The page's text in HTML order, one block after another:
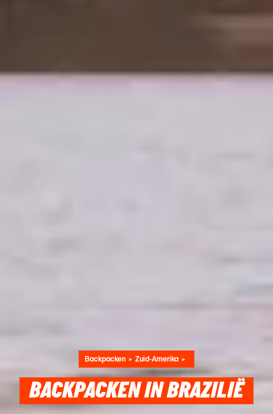
Backpacken Zuid-Amerika
BACKPACKEN IN BRAZILIË